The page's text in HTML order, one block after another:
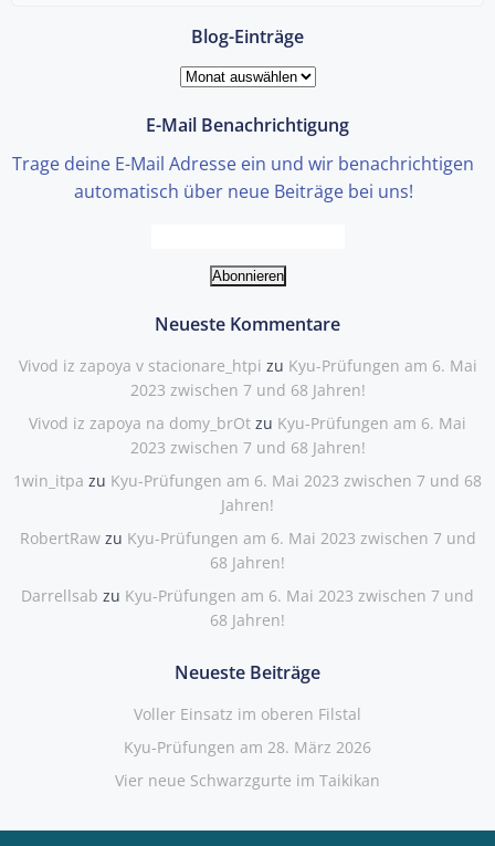
Blog-Einträge
Blog-
E-Mail Benachrichtigung
Trage deine E-Mail Adresse ein und wir benachrichtigen
automatisch über neue Beiträge bei uns!
Neueste Kommentare
Vivod iz zapoya v stacionare_htpi zu Kyu-Prüfungen am 6. Mai
2023 zwischen 7 und 68 Jahren!
Vivod iz zapoya na domy_brOt zu Kyu-Prüfungen am 6. Mai
2023 zwischen 7 und 68 Jahren!
1win_itpa zu Kyu-Prüfungen am 6. Mai 2023 zwischen 7 und 68
Jahren!
RobertRawzu Kyu-Prüfungen am 6. Mai 2023 zwischen 7 und
68 Jahren!
Darrellsab zu Kyu-Prüfungen am 6. Mai 2023 zwischen 7 und
68 Jahren!
Neueste Beiträge
Voller Einsatz im oberen Filstal
Kyu-Prüfungen am 28. März 2026
Vier neue Schwarzgurte im Taikikan